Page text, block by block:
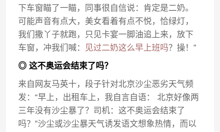
下车窗瞄了一瞄，同事很自信说：肯定是二奶。
可能声音有点大，美女看着有点不悦，恰绿灯，
我们撒丫子就跑，只见卡宴一脚油追上来，放下
车窗，冲我们喊：
见过二奶这么早上班吗？操！”
◎ 这不奥运会结束了吗？
来自网友马英十，段子针对北京沙尘恶劣天气频
发：“早上，出租车上，我自言自语： 北京好像两
三年没有沙尘暴了？司机：这不奥运会结束了
吗？”沙尘或沙尘暴天气诱发语文想象热情，而以